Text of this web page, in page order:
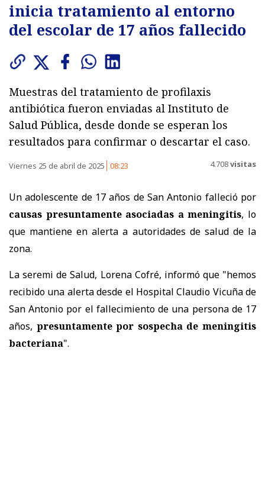
inicia tratamiento al entorno
del escolar de 17 años fallecido
Muestras del tratamiento de profilaxis
antibiótica fueron enviadas al Instituto de
Salud Pública, desde donde se esperan los
resultados para confirmar o descartar el caso.
Viernes 25 de abril de 2025 08:23 4.708visitas
Un adolescente de 17 años de San Antonio falleció por
causas presuntamente asociadas a meningitis, lo
que mantiene en alerta a autoridades de salud de la
zona.
La seremi de Salud, Lorena Cofré, informó que "hemos
recibido una alerta desde el Hospital Claudio Vicuña de
San Antonio por el fallecimiento de una persona de 17
años, presuntamente por sospecha de meningitis
bacteriana".